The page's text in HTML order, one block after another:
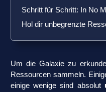
Schritt für Schritt: In No
Hol dir unbegrenzte
Um die Galaxie zu
Ressourcen sammeln.
einige wenige sind absolut